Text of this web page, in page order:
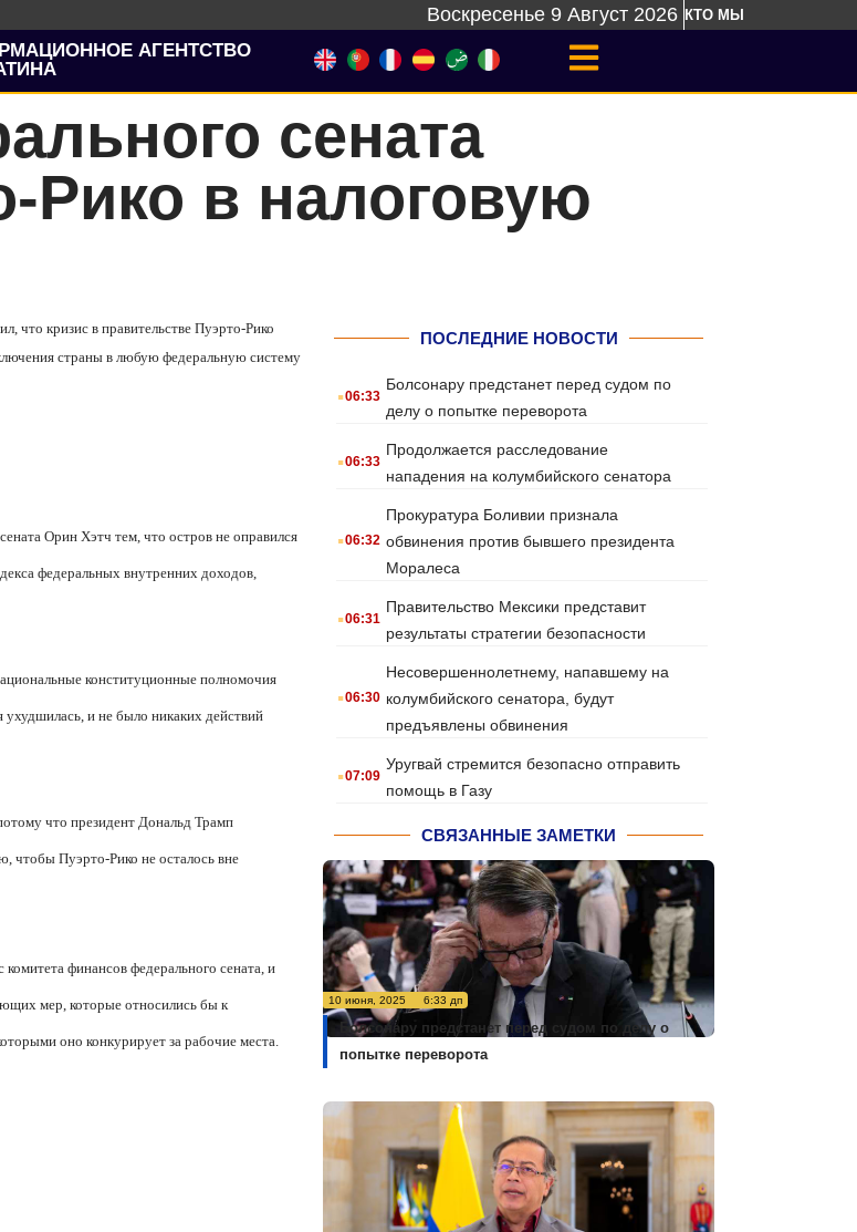
Воскресенье 9 Август 2026 КТО МЫ
АГЕНТСТВО
сената
Рико в налоговую
что кризис в правительстве Пуэрто-Рико
страны в любую федеральную систему
Орин Хэтч тем, что остров не оправился
федеральных внутренних доходов,
конституционные полномочия
и не было никаких действий
что президент Дональд Трамп
чтобы Пуэрто-Рико не осталось вне
финансов федерального сената, и
мер, которые относились бы к
оно конкурирует за рабочие места.
ПОСЛЕДНИЕ НОВОСТИ
.06:33
Болсонару предстанет перед судом по
делу о попытке переворота
.06:33
Продолжается расследование
нападения на колумбийского сенатора
.06:32
Прокуратура Боливии признала
обвинения против бывшего президента
Моралеса
.06:31
Правительство Мексики представит
результаты стратегии безопасности
.06:30
Несовершеннолетнему, напавшему на
колумбийского сенатора, будут
предъявлены обвинения
.07:09
Уругвай стремится безопасно отправить
помощь в Газу
СВЯЗАННЫЕ ЗАМЕТКИ
10 июня, 2025 6:33 дп
Болсонару предстанет перед судом по делу о
попытке переворота